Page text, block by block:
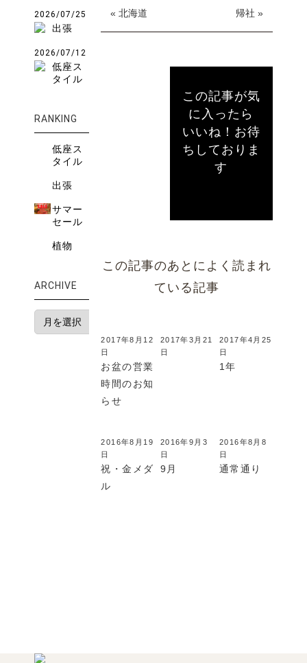
« 北海道 帰社 »
この記事が気
に入ったら
いいね！お待
ちしておりま
す
この記事のあとによく読まれ
ている記事
2017年8月12
日
お盆の営業
時間のお知
らせ
2017年3月21
日
2017年4月25
日
1年
2016年8月19
日
祝・金メダ
ル
2016年9月3
日
9月
2016年8月8
日
通常通り
2026/07/25
出張
2026/07/12
低座ス
タイル
RANKING
低座ス
タイル
出張
サマー
セール
植物
ARCHIVE